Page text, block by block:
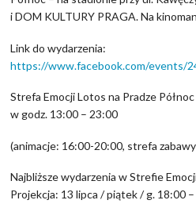
i DOM KULTURY PRAGA. Na
Link do wydarzenia:
https://www.facebook.com/events/
Strefa Emocji Lotos na Pradze
w godz. 13:00 – 23:00
(animacje: 16:00-20:00, strefa
Najbliższe wydarzenia w Strefie
Projekcja: 13 lipca / piątek / g. 18:00